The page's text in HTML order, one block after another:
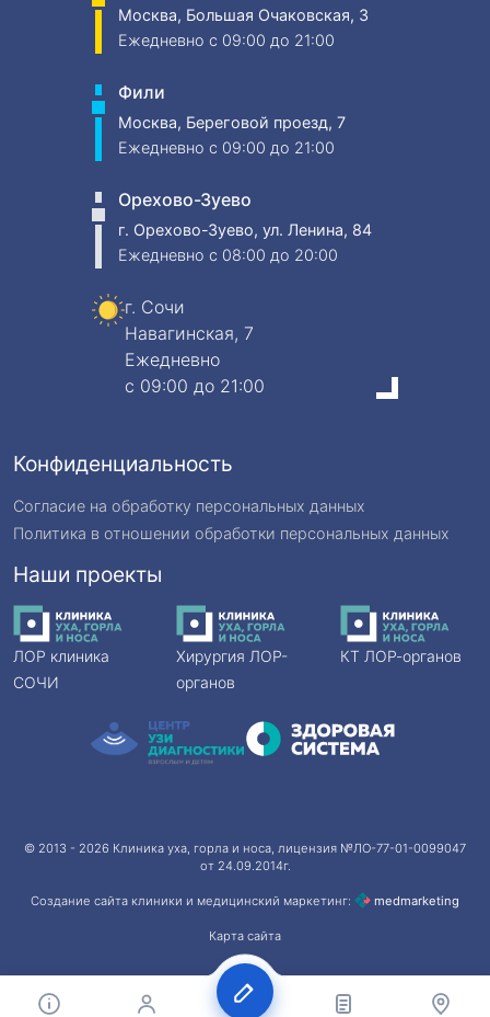
Москва, Большая Очаковская, 3
Ежедневно c 09:00 до 21:00
Фили
Москва, Береговой проезд, 7
Ежедневно c 09:00 до 21:00
Орехово-Зуево
г. Орехово-Зуево, ул. Ленина, 84
Ежедневно c 08:00 до 20:00
г. Сочи
Навагинская, 7
Ежедневно
c 09:00 до 21:00
Конфиденциальность
Согласие на обработку персональных данных
Политика в отношении обработки персональных данных
Наши проекты
ЛОР клиника
СОЧИ
Хирургия ЛОР-
органов
КТ ЛОР-органов
© 2013 - 2026 Клиника уха, горла и носа, лицензия №ЛО-77-01-0099047
от 24.09.2014г.
Создание сайта клиники и медицинский маркетинг: medmarketing
Карта сайта